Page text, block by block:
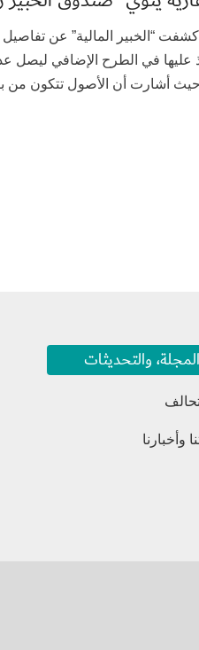
مجلة تحالف – 30 يوليو 2020 كشفت “الخبير
عليها في الطرح الإضافي ليصل
أشارت أن الأصول تتكون من
والتحديثات
وأخبارنا